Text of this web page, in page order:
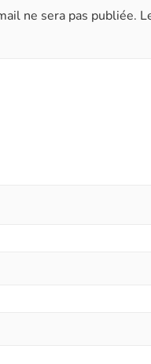
ne sera pas publiée.